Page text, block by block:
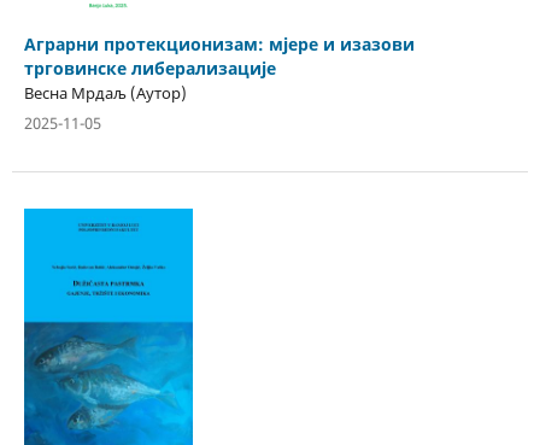
Аграрни протекционизам: мјере и изазови
трговинске либерализације
Весна Мрдаљ (Аутор)
2025-11-05